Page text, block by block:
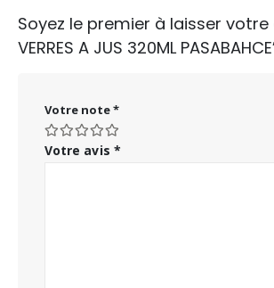
Soyez le premier à laisser votre
VERRES A JUS 320ML
Votre note*
Votre avis *